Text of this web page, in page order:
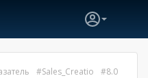
Sales_Creatio 8.0